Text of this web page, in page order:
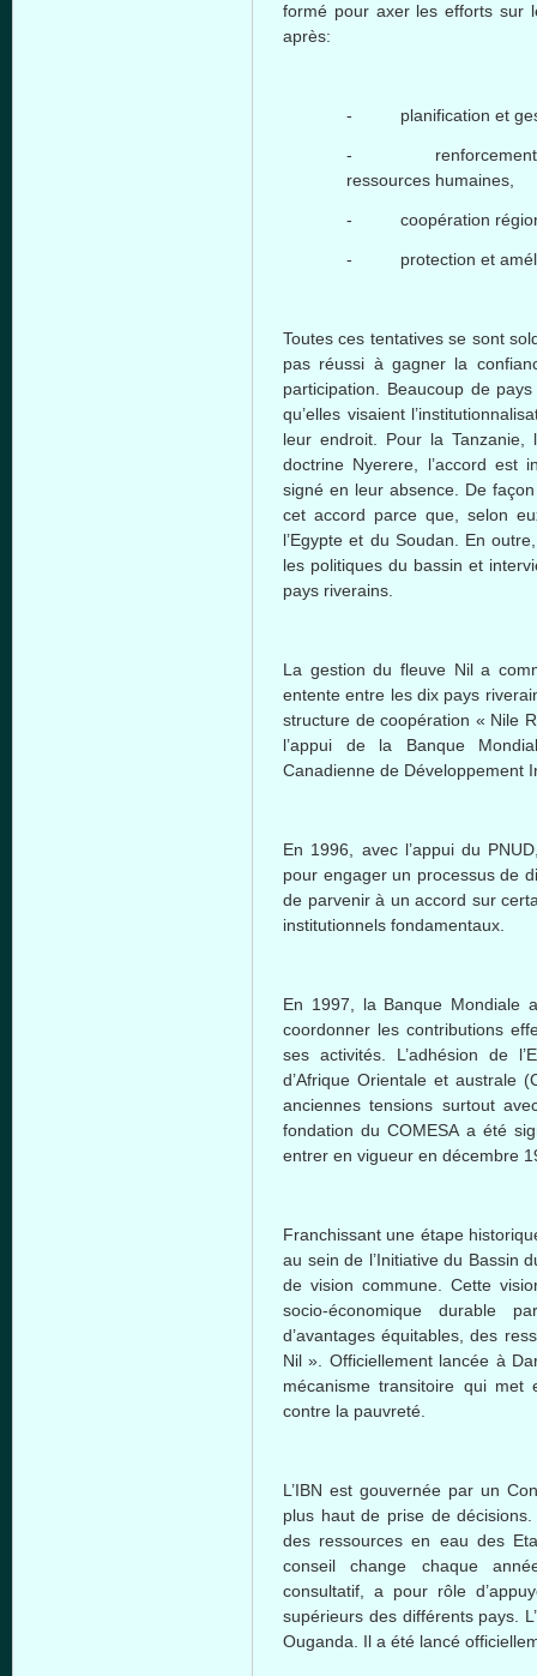
formé pour axer les efforts sur
après:
- planification et
- renforcement des
ressources humaines,
- coopération
- protection et
Toutes ces tentatives se sont
pas réussi à gagner la
participation. Beaucoup de
qu’elles visaient
leur endroit. Pour la Tanzanie,
doctrine Nyerere, l’accord est
signé en leur absence. De
cet accord parce que, selon
l’Egypte et du Soudan. En
les politiques du bassin et
pays riverains.
La gestion du fleuve Nil a
entente entre les dix pays
structure de coopération « Nile
l’appui de la Banque
Canadienne de Développement
En 1996, avec l’appui du
pour engager un processus de
de parvenir à un accord sur
institutionnels fondamentaux.
En 1997, la Banque Mondiale
coordonner les contributions
ses activités. L’adhésion de
d’Afrique Orientale et australe
anciennes tensions surtout
fondation du COMESA a été
entrer en vigueur en décembre
Franchissant une étape
au sein de l’Initiative du Bassin
de vision commune. Cette
socio-économique durable
d’avantages équitables, des
Nil ». Officiellement lancée à
mécanisme transitoire qui
contre la pauvreté.
L’IBN est gouvernée par un
plus haut de prise de
des ressources en eau des
conseil change chaque
consultatif, a pour rôle
supérieurs des différents pays.
Ouganda. Il a été lancé